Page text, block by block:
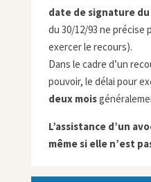
date de signature
du 30/12/93 ne précise
exercer le recours).
Dans le cadre d’un
pouvoir, le délai pour
deux mois
L’assistance d’un
même si elle n’est